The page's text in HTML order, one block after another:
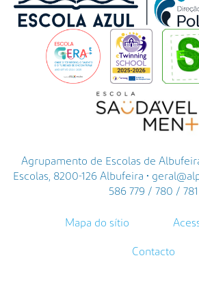
Agrupamento de Escolas de
Escolas, 8200-126 Albufeira •
586 779 / 780 / 781
Mapa do sítio
Contacto